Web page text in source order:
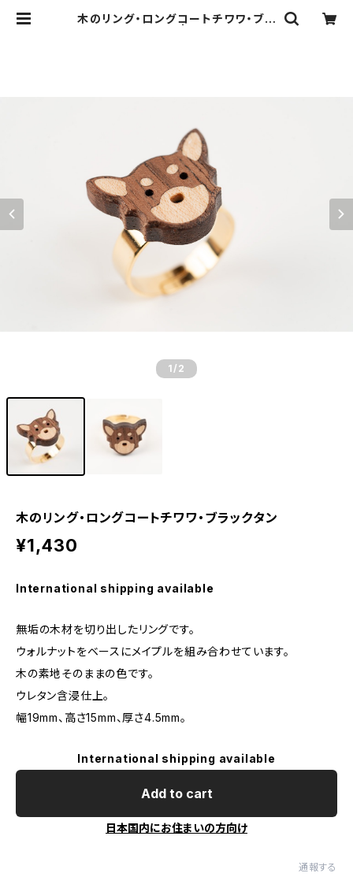
木のリング・ロングコートチワワ・ブラ
1 /2
木のリング・ロングコートチワワ・ブラックタン
¥1,430
International shipping available
無垢の木材を切り出したリングです。
ウォルナットをベースにメイプルを組み合わせています。
木の素地そのままの色です。
ウレタン含浸仕上。
幅19mm、高さ15mm、厚さ4.5mm。
International shipping available
Add to cart
日本国内にお住まいの方向け
通報する